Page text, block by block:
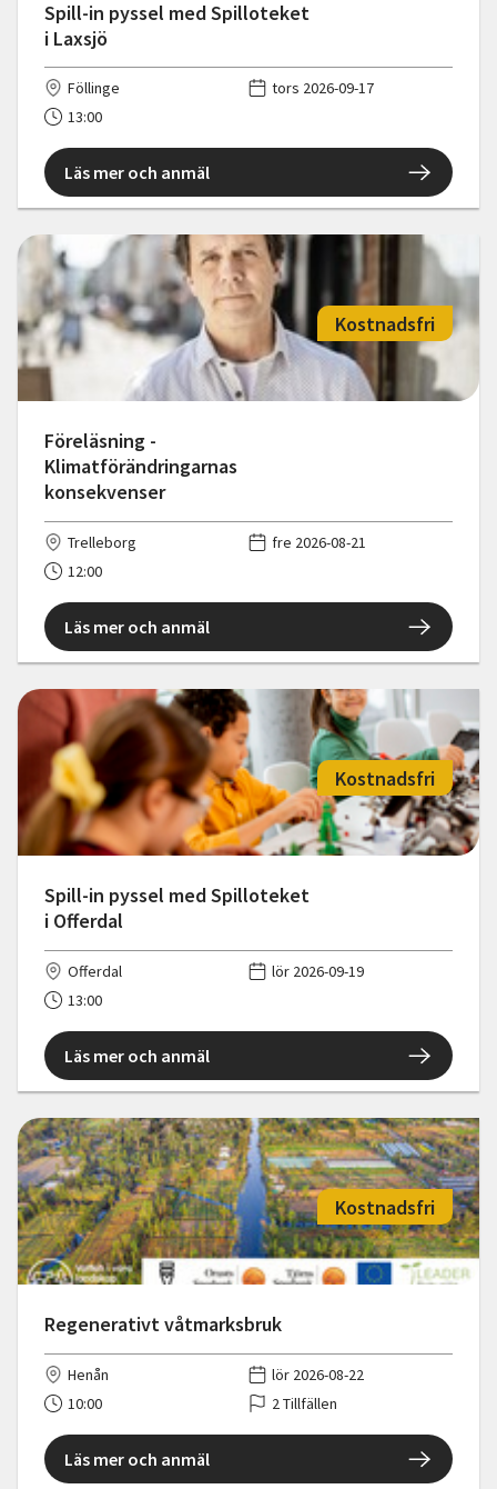
Spill-in pyssel med Spilloteket
i Laxsjö
Föllinge
tors 2026-09-17
13:00
Läs mer och anmäl
Föreläsning -
Klimatförändringarnas
konsekvenser
Kostnadsfri
Trelleborg
fre 2026-08-21
12:00
Läs mer och anmäl
Spill-in pyssel med Spilloteket
i Offerdal
Kostnadsfri
Offerdal
lör 2026-09-19
13:00
Läs mer och anmäl
Regenerativt våtmarksbruk
Kostnadsfri
Henån
lör 2026-08-22
10:00
2 Tillfällen
Läs mer och anmäl